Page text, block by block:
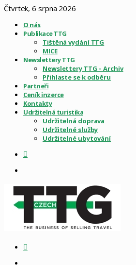
Čtvrtek, 6 srpna 2026
O nás
Publikace TTG
Tištěná vydání TTG
MICE
Newslettery TTG
Newslettery TTG – Archiv
Přihlaste se k odběru
Partneři
Ceník inzerce
Kontakty
Udržitelná turistika
Udržitelná doprava
Udržitelné služby
Udržitelné ubytování
Sidebar
Vyhledat